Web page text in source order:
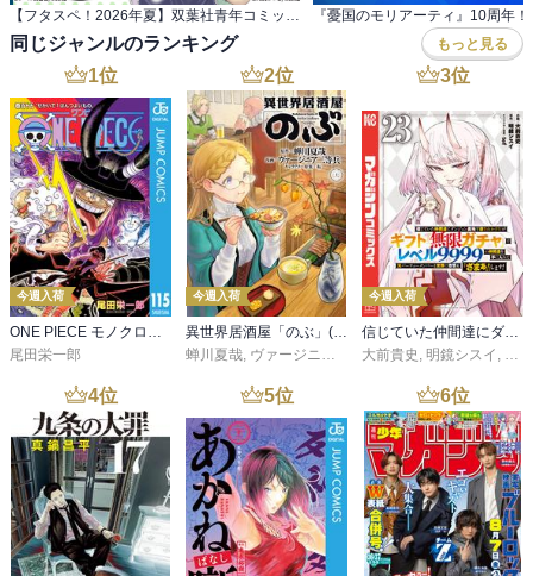
同じジャンルのランキング もっと見る
1位
今週入荷
ONE PIECE モノクロ版 115
尾田栄一郎
2位
今週入荷
異世界居酒屋「のぶ」(22)
蝉川夏哉, ヴァージニア二等兵 ,転
3位
今週入荷
信じていた仲間達にダンジョン奥地で殺されかけたがギフト『無限ガチャ』でレベル９９９９の仲間達を手に入れて元パーティーメンバーと世界に復讐＆『ざまぁ！』します！（２３）
大前貴史 , 明鏡シスイ , ｔ
4位 5位 6位